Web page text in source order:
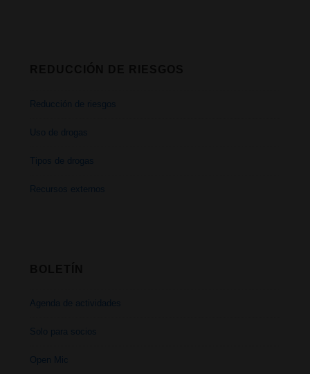
Reducción de riesgos
Uso de drogas
Tipos de drogas
Recursos externos
Agenda de actividades
Solo para socios
Open Mic